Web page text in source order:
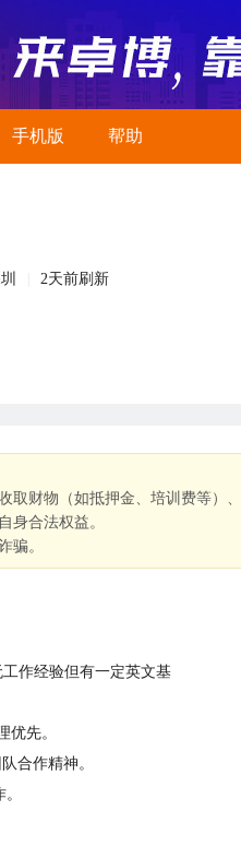
手机版 帮助
2天前刷新
取财物（如抵押金、培训费等）
身合法权益。
骗。
作经验但有一定英文基
优先。
合作精神。